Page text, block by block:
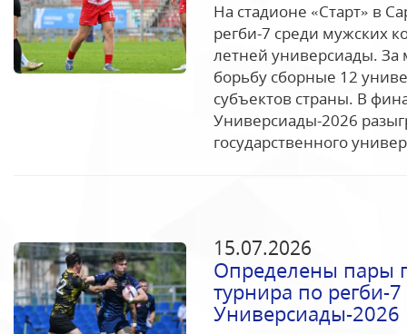
На стадионе «Старт» в
регби-7 среди мужских
летней универсиады.
борьбу сборные 12
субъектов страны. В
Универсиады-2026
государственного
15.07.2026
Определены пары
турнира по регби-
Универсиады-2026